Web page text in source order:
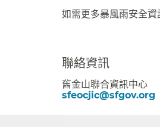
如需更多暴風雨安全資
聯絡資訊​​
舊金山聯合資訊中心​​
sfeocjic@sfgov.org​​